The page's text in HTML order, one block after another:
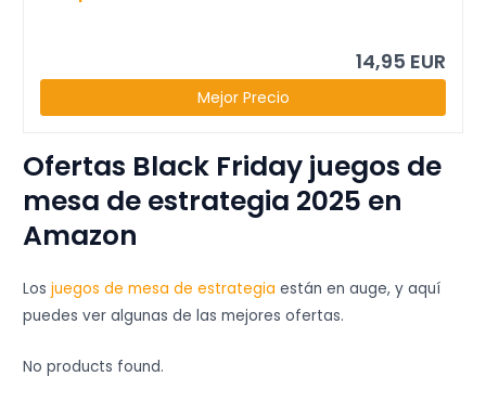
14,95 EUR
Mejor Precio
Ofertas Black Friday juegos de
mesa de estrategia 2025 en
Amazon
Los juegos de mesa de estrategia están en auge, y aquí
puedes ver algunas de las mejores ofertas.
No products found.